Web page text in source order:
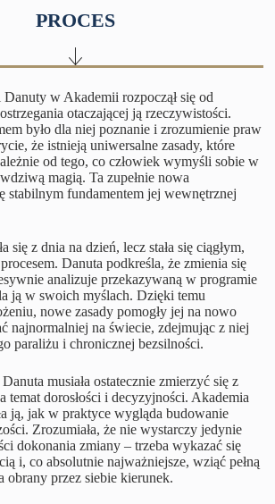
PROCES
Danuty w Akademii rozpoczął się od
otaczającej ją rzeczywistości.
było dla niej poznanie i zrozumienie praw
że istnieją uniwersalne zasady, które
od tego, co człowiek wymyśli sobie w
magią. Ta zupełnie nowa
stabilnym fundamentem jej wewnętrznej
się z dnia na dzień, lecz stała się ciągłym,
Danuta podkreśla, że zmienia się
analizuje przekazywaną w programie
ją w swoich myślach. Dzięki temu
nowe zasady pomogły jej na nowo
najnormalniej na świecie, zdejmując z niej
paraliżu i chronicznej bezsilności.
musiała ostatecznie zmierzyć się z
temat dorosłości i decyzyjności. Akademia
ją, jak w praktyce wygląda budowanie
Zrozumiała, że nie wystarczy jedynie
dokonania zmiany – trzeba wykazać się
i, co absolutnie najważniejsze, wziąć pełną
obrany przez siebie kierunek.